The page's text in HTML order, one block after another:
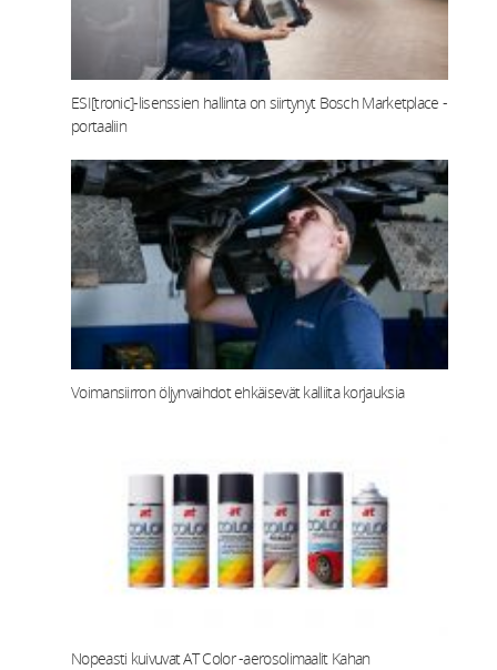
ESI[tronic]-lisenssien hallinta on siirtynyt Bosch Marketplace -
portaaliin
Voimansiirron öljynvaihdot ehkäisevät kalliita korjauksia
Nopeasti kuivuvat AT Color -aerosolimaalit Kahan